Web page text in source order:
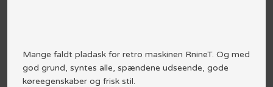
Mange faldt pladask for retro maskinen RnineT. Og med
god grund, syntes alle, spændene udseende, gode
køreegenskaber og frisk stil.​